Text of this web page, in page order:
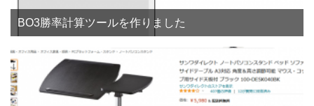
BO3勝率計算ツールを作りました